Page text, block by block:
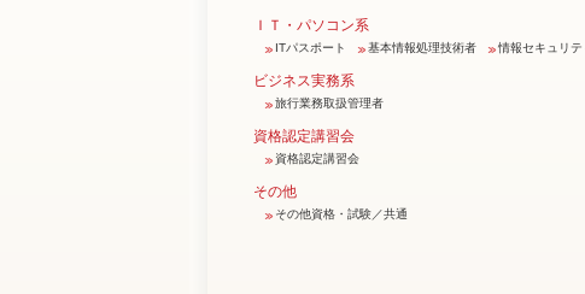
ＩＴ・パソコン系
ITパスポート 基本情報処理技術者 情報セキュリテ
ビジネス実務系
旅行業務取扱管理者
資格認定講習会
資格認定講習会
その他
その他資格・試験／共通